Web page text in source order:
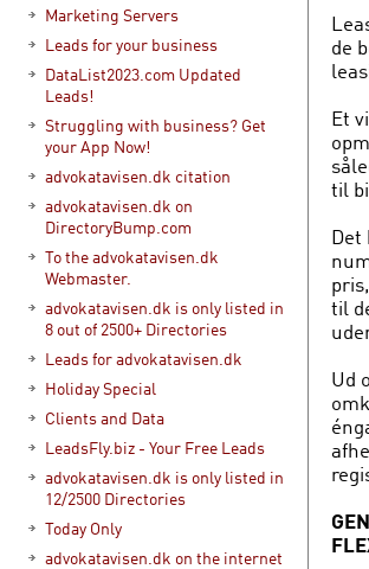
Marketing Servers
Leads for your business
DataList2023.com Updated
Leads!
Struggling with business? Get
your App Now!
advokatavisen.dk citation
advokatavisen.dk on
DirectoryBump.com
To the advokatavisen.dk
Webmaster.
advokatavisen.dk is only listed in
8 out of 2500+ Directories
Leads for advokatavisen.dk
Holiday Special
Clients and Data
LeadsFly.biz - Your Free Leads
advokatavisen.dk is only listed in
12/2500 Directories
Today Only
advokatavisen.dk on the internet
de
Et
til
Det
til
Ud